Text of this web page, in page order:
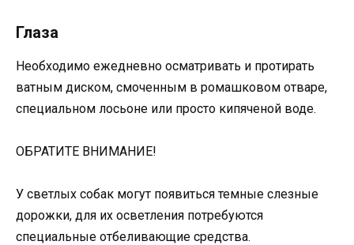
Глаза
Необходимо ежедневно осматривать и протирать
ватным диском, смоченным в ромашковом отваре,
специальном лосьоне или просто кипяченой воде.
ОБРАТИТЕ ВНИМАНИЕ!
У светлых собак могут появиться темные слезные
дорожки, для их осветления потребуются
специальные отбеливающие средства.